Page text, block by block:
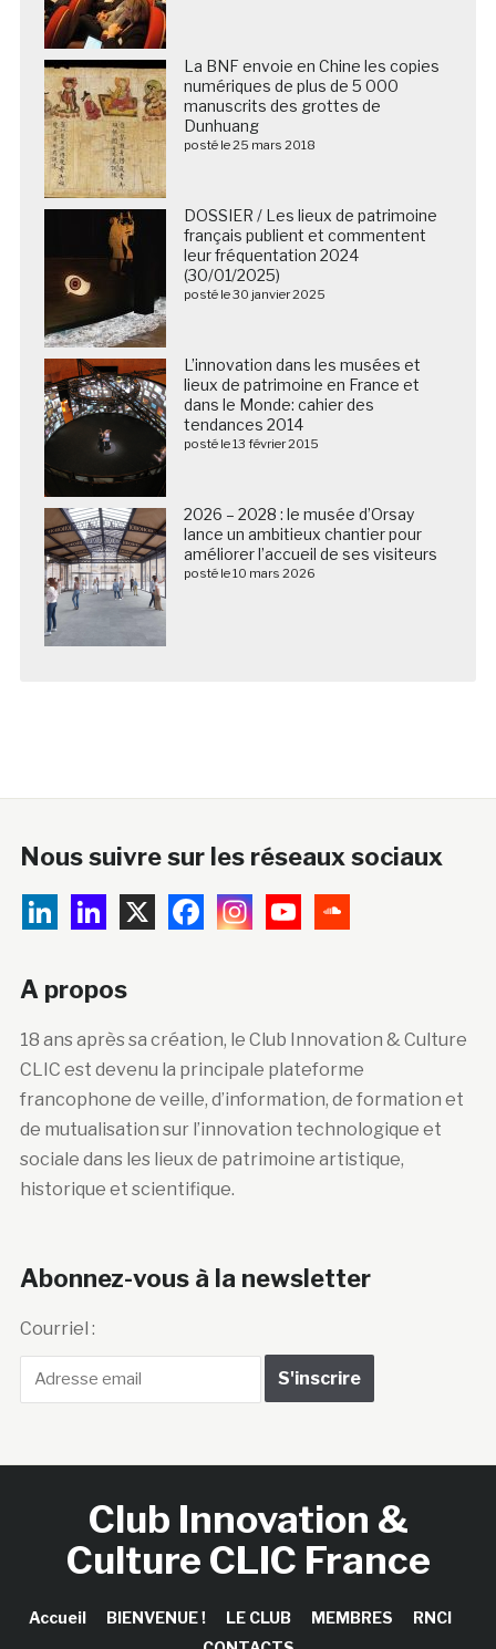
La BNF envoie en Chine les copies
numériques de plus de 5 000
manuscrits des grottes de
Dunhuang
posté le 25 mars 2018
DOSSIER / Les lieux de patrimoine
français publient et commentent
leur fréquentation 2024
(30/01/2025)
posté le 30 janvier 2025
L’innovation dans les musées et
lieux de patrimoine en France et
dans le Monde: cahier des
tendances 2014
posté le 13 février 2015
2026 – 2028 : le musée d’Orsay
lance un ambitieux chantier pour
améliorer l’accueil de ses visiteurs
posté le 10 mars 2026
Nous suivre sur les réseaux sociaux
A propos
18 ans après sa création, le Club Innovation & Culture
CLIC est devenu la principale plateforme
francophone de veille, d’information, de formation et
de mutualisation sur l’innovation technologique et
sociale dans les lieux de patrimoine artistique,
historique et scientifique.
Abonnez-vous à la newsletter
Courriel :
Club Innovation &
Culture CLIC France
Accueil BIENVENUE ! LE CLUB MEMBRES
RNCI